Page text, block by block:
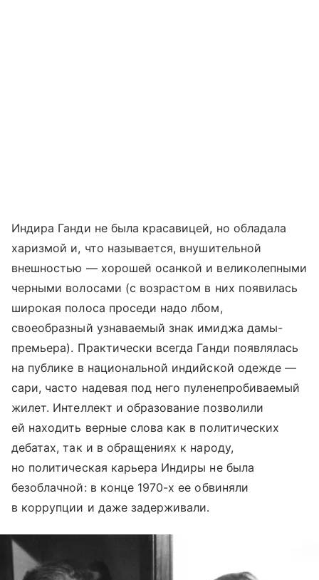
Индира Ганди не была красавицей, но обладала
харизмой и, что называется, внушительной
внешностью — хорошей осанкой и великолепными
черными волосами (с возрастом в них появилась
широкая полоса проседи надо лбом,
своеобразный узнаваемый знак имиджа дамы-
премьера). Практически всегда Ганди появлялась
на публике в национальной индийской одежде —
сари, часто надевая под него пуленепробиваемый
жилет. Интеллект и образование позволили
ей находить верные слова как в политических
дебатах, так и в обращениях к народу,
но политическая карьера Индиры не была
безоблачной: в конце 1970-х ее обвиняли
в коррупции и даже задерживали.